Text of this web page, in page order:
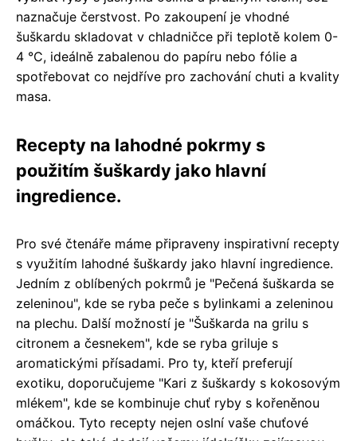
naznačuje čerstvost. Po zakoupení je vhodné
šuškardu skladovat v chladničce při teplotě kolem 0-
4 °C, ideálně zabalenou do papíru nebo fólie a
spotřebovat co nejdříve pro zachování chuti a kvality
masa.
Recepty na lahodné pokrmy s
použitím šuškardy jako hlavní
ingredience.
Pro své čtenáře máme připraveny inspirativní recepty
s využitím lahodné šuškardy jako hlavní ingredience.
Jedním z oblíbených pokrmů je "Pečená šuškarda se
zeleninou", kde se ryba peče s bylinkami a zeleninou
na plechu. Další možností je "Šuškarda na grilu s
citronem a česnekem", kde se ryba griluje s
aromatickými přísadami. Pro ty, kteří preferují
exotiku, doporučujeme "Kari z šuškardy s kokosovým
mlékem", kde se kombinuje chuť ryby s kořeněnou
omáčkou. Tyto recepty nejen oslní vaše chuťové